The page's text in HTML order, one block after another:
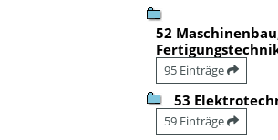
52
95 Einträge
53
59 Einträge